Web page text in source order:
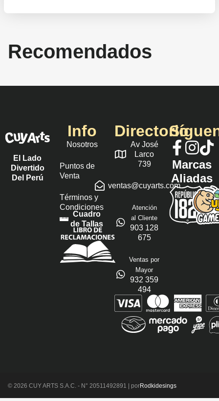
Recomendados
El Lado
Divertido
Del Perú
Info
Nosotros
Puntos de
Venta
Términos y
Condiciones
Cuadro
de Tallas
Directorio
Av José
Larco
739
ventas@cuyarts.com
Atención
al Cliente
903 128
675
Ventas por
Mayor
932 359
494
Marcas
Aliadas
© 2026 CUY ARTS S.A.C. - N° 20511492891 | porRodkidesings